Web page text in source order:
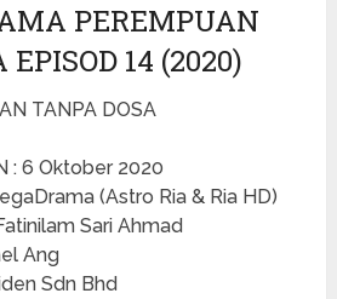
PEREMPUAN
EPISOD 14 (2020)
TANPA DOSA
: 6 Oktober 2020
(Astro Ria & Ria HD)
Sari Ahmad
Ang
Sdn Bhd